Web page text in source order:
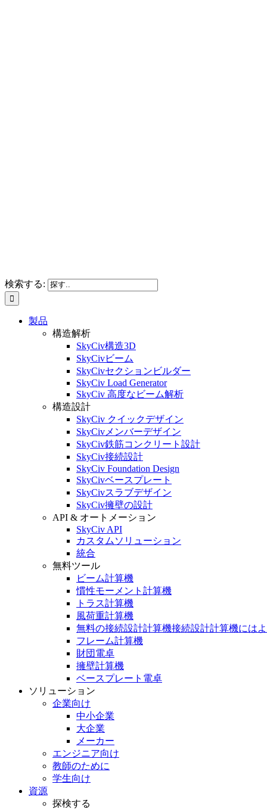
検索する:
製品
構造解析
SkyCiv構造3D
SkyCivビーム
SkyCivセクションビルダー
SkyCiv Load Generator
SkyCiv 高度なビーム解析
構造設計
SkyCiv クイックデザイン
SkyCivメンバーデザイン
SkyCiv鉄筋コンクリート設計
SkyCiv接続設計
SkyCiv Foundation Design
SkyCivベースプレート
SkyCivスラブデザイン
SkyCiv擁壁の設計
API & オートメーション
SkyCiv API
カスタムソリューション
統合
無料ツール
ビーム計算機
慣性モーメント計算機
トラス計算機
風荷重計算機
無料の接続設計計算機接続設計計算機には
フレーム計算機
財団電卓
擁壁計算機
ベースプレート電卓
ソリューション
企業向け
中小企業
大企業
メーカー
エンジニア向け
教師のために
学生向け
資源
探検する